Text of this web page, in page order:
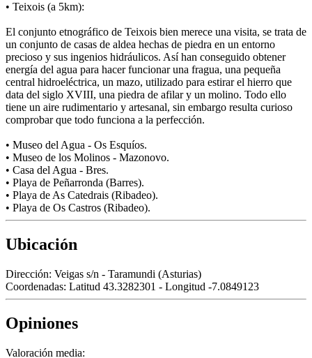
• Teixois (a 5km):
El conjunto etnográfico de Teixois bien merece una visita, se trata de
un conjunto de casas de aldea hechas de piedra en un entorno
precioso y sus ingenios hidráulicos. Así han conseguido obtener
energía del agua para hacer funcionar una fragua, una pequeña
central hidroeléctrica, un mazo, utilizado para estirar el hierro que
data del siglo XVIII, una piedra de afilar y un molino. Todo ello
tiene un aire rudimentario y artesanal, sin embargo resulta curioso
comprobar que todo funciona a la perfección.
• Museo del Agua - Os Esquíos.
• Museo de los Molinos - Mazonovo.
• Casa del Agua - Bres.
• Playa de Peñarronda (Barres).
• Playa de As Catedrais (Ribadeo).
• Playa de Os Castros (Ribadeo).
Ubicación
Dirección: Veigas s/n - Taramundi (Asturias)
Coordenadas: Latitud 43.3282301 - Longitud -7.0849123
Opiniones
Valoración media: